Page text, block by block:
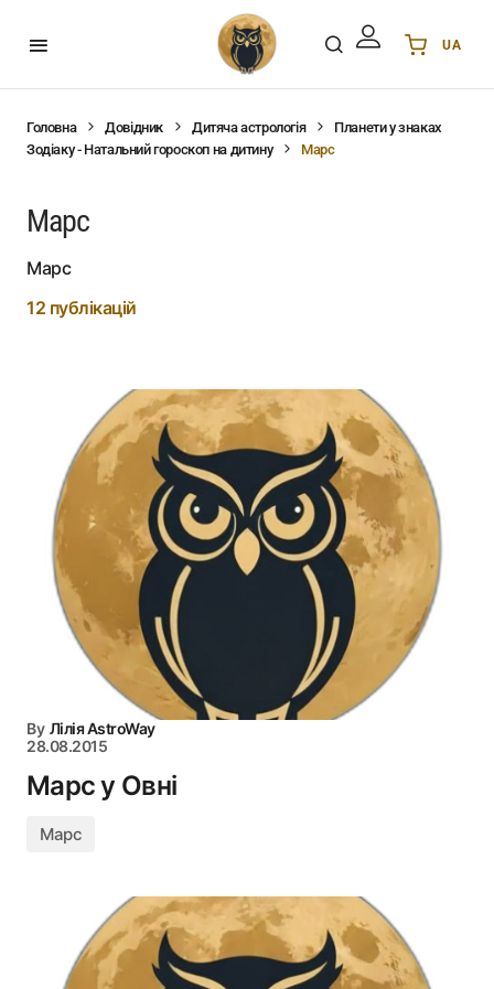
UA
DE Deutsch
Головна Довідник Дитяча астрологія
Планети у знаках
Зодіаку - Натальний гороскоп на дитину
Марс
Марс
Марс
12 публікацій
By Лілія AstroWay
28.08.2015
Марс у Овні
Марс